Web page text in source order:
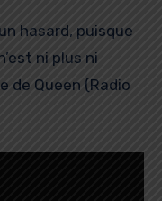
hasard, puisque
ni plus ni
de Queen (Radio